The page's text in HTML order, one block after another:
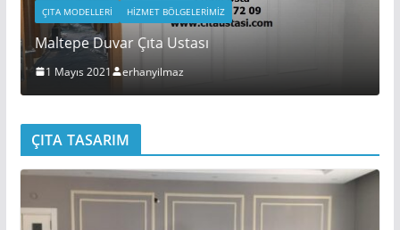
ÇITA MODELLERI HIZMET BÖLGELERIMIZ
Maltepe Duvar Çıta Ustası
1 Mayıs 2021 erhanyilmaz
ÇITA TASARIM